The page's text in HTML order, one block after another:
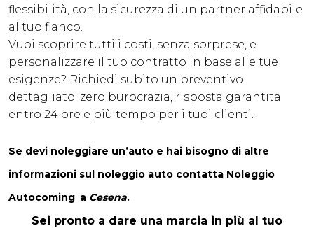
flessibilità, con la sicurezza di un partner affidabile
al tuo fianco.
Vuoi scoprire tutti i costi, senza sorprese, e
personalizzare il tuo contratto in base alle tue
esigenze? Richiedi subito un preventivo
dettagliato: zero burocrazia, risposta garantita
entro 24 ore e più tempo per i tuoi clienti.
Se devi noleggiare un’auto e hai bisogno di altre
informazioni sul noleggio auto contatta Noleggio
Autocoming a Cesena.
Sei pronto a dare una marcia in più al tuo